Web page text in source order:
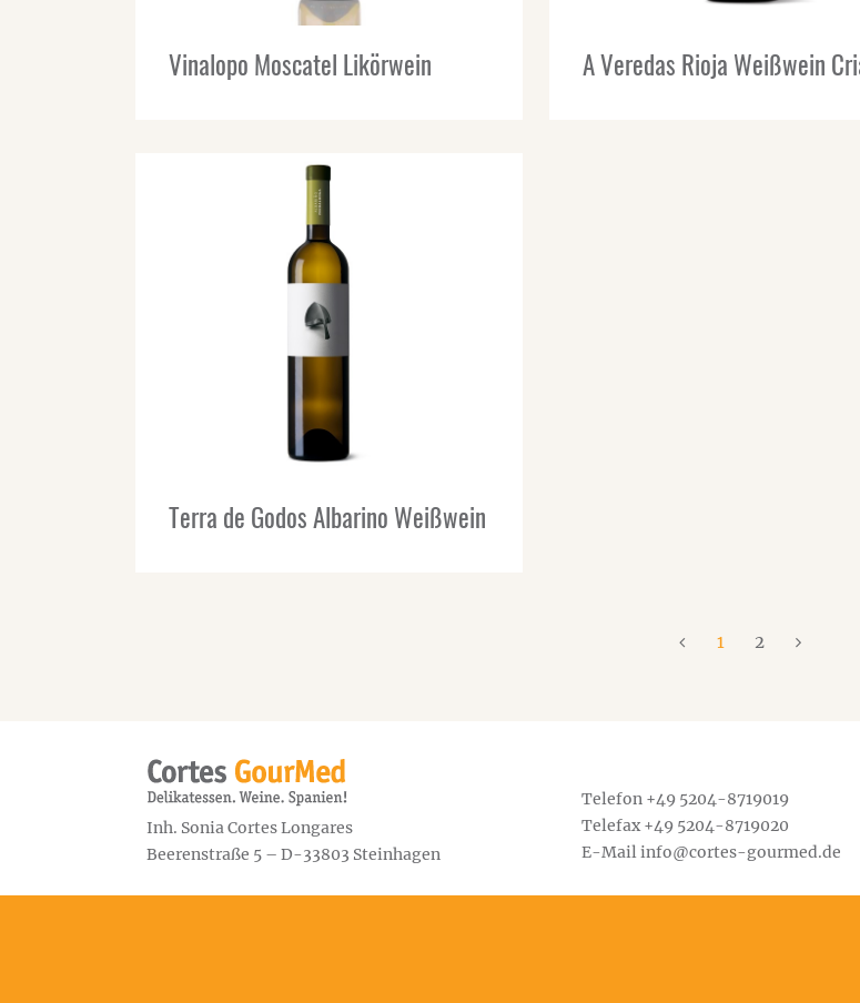
Vinalopo Moscatel Likörwein A Veredas Rioja Weißwein
Terra de Godos Albarino Weißwein
1 2
Inh. Sonia Cortes Longares
Beerenstraße 5 – D-33803 Steinhagen
Telefon +49 5204-8719019
Telefax +49 5204-8719020
E-Mailinfo@cortes-gourmed.de